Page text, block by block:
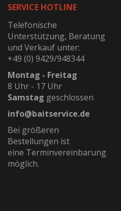
SERVICE HOTLINE
Telefonische
Unterstützung, Beratung
und Verkauf unter:
+49 (0) 9429/948344
Montag - Freitag
8 Uhr - 17 Uhr
Samstag geschlossen
info@baitservice.de
Bei größeren
Bestellungen ist
eine Terminvereinbarung
möglich.